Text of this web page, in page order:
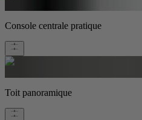
Console centrale pratique
Toit panoramique